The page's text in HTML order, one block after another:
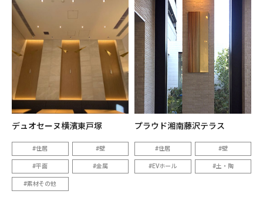
デュオセーヌ横濱東戸塚
住居 壁
平面 金属
素材その他
プラウド湘南藤沢テラス
住居 壁
EVホール 土・陶